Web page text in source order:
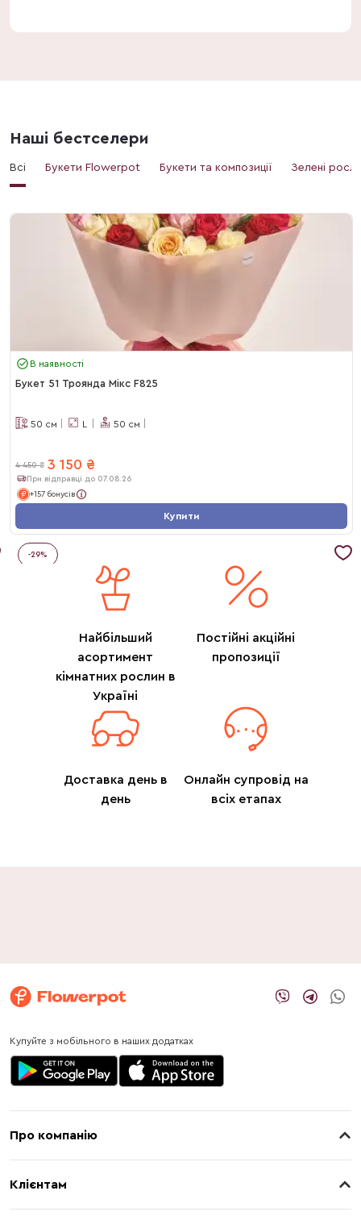
Наші бестселери
Всі Букети Flowerpot Букети та композиції Зелені
В наявності
Букет 51 Троянда Мікс F825
50 см L 50 см
4 450 ₴ 3 150 ₴
При відправці до 07.08.26
+157 бонусів
Купити
-29%
Найбільший
асортимент
кімнатних рослин в
Україні
Постійні акційні
пропозиції
Доставка день в
день
Онлайн супровід на
всіх етапах
Купуйте з мобільного в наших додатках
Про компанію
Клієнтам